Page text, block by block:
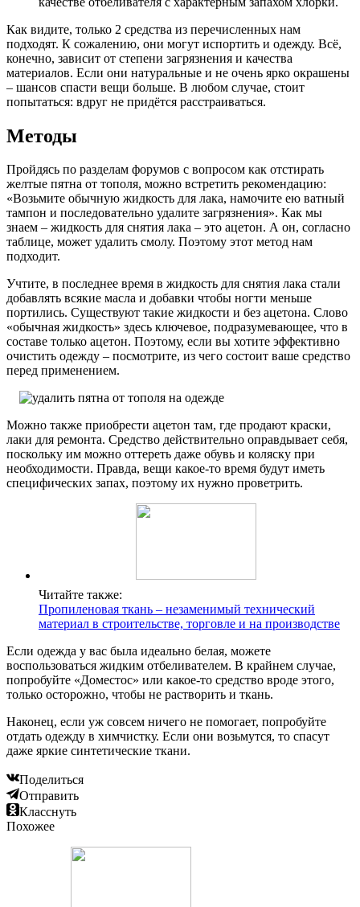
Как видите, только 2 средства из перечисленных нам
подходят. К сожалению, они могут испортить и одежду. Всё,
конечно, зависит от степени загрязнения и качества
материалов. Если они натуральные и не очень ярко окрашены
– шансов спасти вещи больше. В любом случае, стоит
попытаться: вдруг не придётся расстраиваться.
Методы
Пройдясь по разделам форумов с вопросом как отстирать
желтые пятна от тополя, можно встретить рекомендацию:
«Возьмите обычную жидкость для лака, намочите ею ватный
тампон и последовательно удалите загрязнения». Как мы
знаем – жидкость для снятия лака – это ацетон. А он, согласно
таблице, может удалить смолу. Поэтому этот метод нам
подходит.
Учтите, в последнее время в жидкость для снятия лака стали
добавлять всякие масла и добавки чтобы ногти меньше
портились. Существуют такие жидкости и без ацетона. Слово
«обычная жидкость» здесь ключевое, подразумевающее, что в
составе только ацетон. Поэтому, если вы хотите эффективно
очистить одежду – посмотрите, из чего состоит ваше средство
перед применением.
Можно также приобрести ацетон там, где продают краски,
лаки для ремонта. Средство действительно оправдывает себя,
поскольку им можно оттереть даже обувь и коляску при
необходимости. Правда, вещи какое-то время будут иметь
специфических запах, поэтому их нужно проветрить.
Читайте также:
Пропиленовая ткань – незаменимый технический
материал в строительстве, торговле и на производстве
Если одежда у вас была идеально белая, можете
воспользоваться жидким отбеливателем. В крайнем случае,
попробуйте «Доместос» или какое-то средство вроде этого,
только осторожно, чтобы не растворить и ткань.
Наконец, если уж совсем ничего не помогает, попробуйте
отдать одежду в химчистку. Если они возьмутся, то спасут
даже яркие синтетические ткани.
Поделиться
Отправить
Класснуть
Похожее